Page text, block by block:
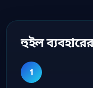
হুইল
1